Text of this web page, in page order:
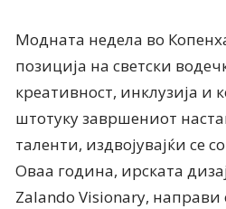
Модната недела во
позиција на светски
креативност, инклузија
штотуку завршениот
таленти, издвојувајќи се
Оваа година, ирската
Zalando Visionary,